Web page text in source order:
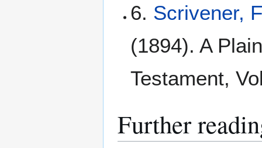
6. Scrivener,
(1894). A
Testament,
Further